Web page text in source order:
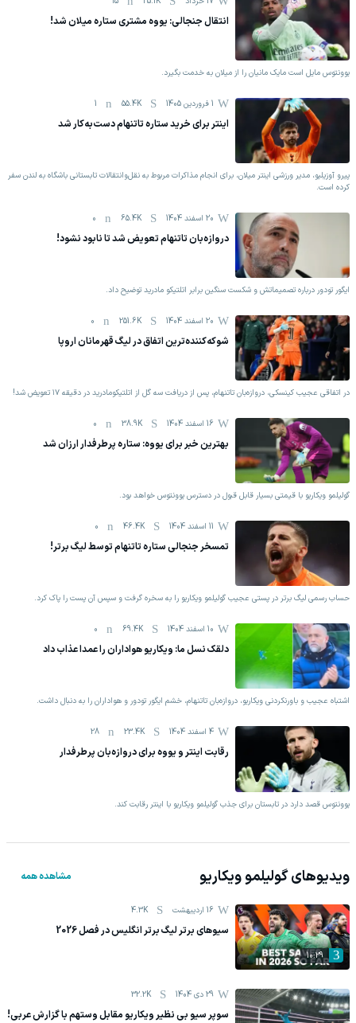
انتقال جنجالی: یووه مشتری ستاره میلان شد!
یوونتوس مایل است مایک مانیان را از میلان به خدمت بگیرد.
1 فروردين 1405 55.4K
1
اینتر برای خرید ستاره تاتنهام دست‌به‌کار شد
پیرو آوزیلیو، مدیر ورزشی اینتر میلان، برای انجام مذاکرات مربوط به نقل‌وانتقالات تابستانی باشگاه به لندن سفر
کرده است.
20 اسفند 1404 65.4K
0
دروازه‌بان تاتنهام تعویض شد تا نابود نشود!
ایگور تودور درباره تصمیماتش و شکست سنگین برابر اتلتیکو مادرید توضیح داد.
20 اسفند 1404 251.6K
0
شوکه‌کننده‌ترین اتفاق در لیگ قهرمانان اروپا
در اتفاقی عجیب کینسکی، دروازه‌بان تاتنهام،‌ پس از دریافت سه گل از اتلتیکومادرید در دقیقه ۱۷ تعویض شد!
16 اسفند 1404 38.9K
0
بهترین خبر برای یووه: ستاره پرطرفدار ارزان شد
گولیلمو ویکاریو با قیمتی بسیار قابل قبول در دسترس یوونتوس خواهد بود.
11 اسفند 1404 46.4K
0
تمسخر جنجالی ستاره تاتنهام توسط لیگ برتر!
حساب رسمی لیگ برتر در پستی عجیب گولیلمو ویکاریو را به سخره گرفت و سپس آن پست را پاک کرد.
10 اسفند 1404 69.4K
0
دلقک نسل ما: ویکاریو هواداران را عمدا عذاب داد
اشتباه عجیب و باورنکردنی ویکاریو، دروازه‌بان تاتنهام، خشم ایگور تودور و هواداران را به دنبال داشت.
4 اسفند 1404 23.4K
28
رقابت اینتر و یووه برای دروازه‌بان پرطرفدار
یوونتوس قصد دارد در تابستان برای جذب گولیلمو ویکاریو با اینتر رقابت کند.
ویدیوهایگولیلمو ویکاریو مشاهده همه
10:29
16 اردیبهشت 4.3K
سیوهای برتر لیگ برتر انگلیس در فصل 2026
29 دی 1404 32.2K
سوپر سیو بی نظیر ویکاریو مقابل وستهم با گزارش عربی!